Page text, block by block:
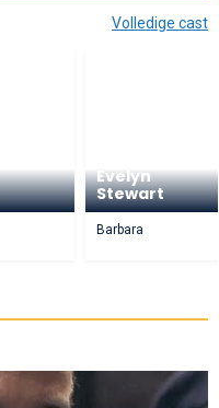
Volledige cast
Evelyn
Stewart
Barbara